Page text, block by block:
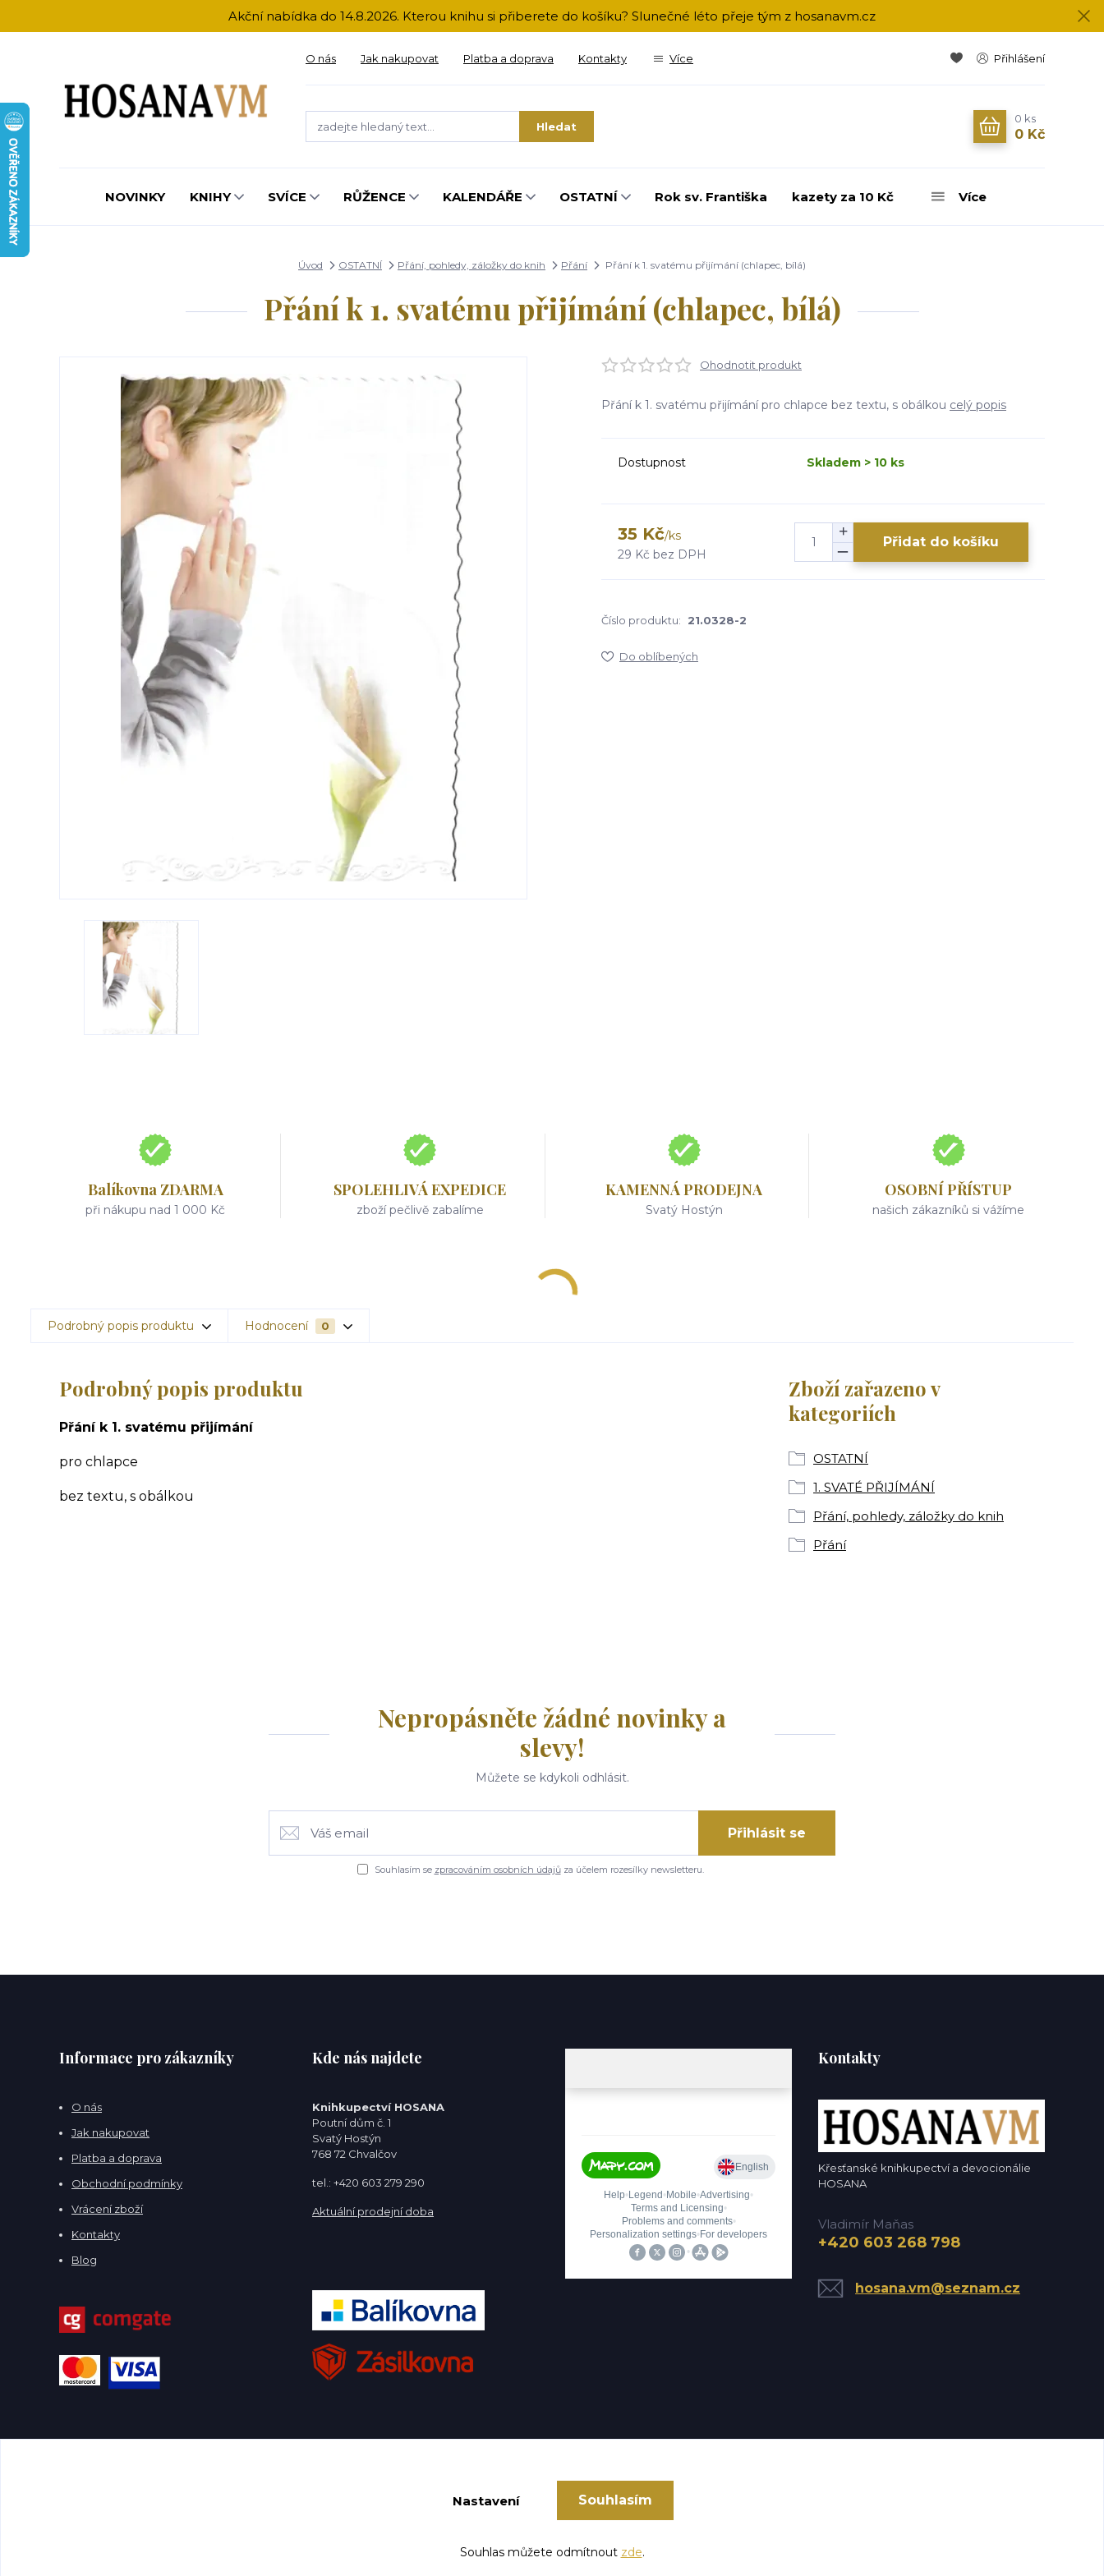
Akční nabídka do 14.8.2026. Kterou knihu si přiberete do košíku? Slunečné léto přeje tým z hosanavm.cz
O nás Jak nakupovat Platba a doprava Kontakty Více Přihlášení
Hledat
0 ks
0 Kč
NOVINKY KNIHY SVÍCE RŮŽENCE KALENDÁŘE OSTATNÍ Rok sv. Františka kazety za 10 Kč Více
Úvod OSTATNÍ Přání, pohledy, záložky do knih Přání Přání k 1. svatému přijímání (chlapec, bílá)
Přání k 1. svatému přijímání (chlapec, bílá)
Ohodnotit produkt
Přání k 1. svatému přijímání pro chlapce bez textu, s obálkou celý popis
Dostupnost Skladem > 10 ks
35 Kč/ks
29 Kč bez DPH
Přidat do košíku
Číslo produktu: 21.0328-2
Do oblíbených
Balíkovna ZDARMA
při nákupu nad 1 000 Kč
SPOLEHLIVÁ EXPEDICE
zboží pečlivě zabalíme
KAMENNÁ PRODEJNA
Svatý Hostýn
OSOBNÍ PŘÍSTUP
našich zákazníků si vážíme
Podrobný popis produktu Hodnocení 0
Podrobný popis produktu
Přání k 1. svatému přijímání
pro chlapce
bez textu, s obálkou
Zboží zařazeno v
kategoriích
OSTATNÍ
1. SVATÉ PŘIJÍMÁNÍ
Přání, pohledy, záložky do knih
Přání
Nepropásněte žádné novinky a
slevy!
Můžete se kdykoli odhlásit.
Přihlásit se
Souhlasím se zpracováním osobních údajůza účelem rozesílky newsletteru.
Informace pro zákazníky
O nás
Jak nakupovat
Platba a doprava
Obchodní podmínky
Vrácení zboží
Kontakty
Blog
Kde nás najdete
Knihkupectví HOSANA
Poutní dům č. 1
Svatý Hostýn
768 72 Chvalčov
tel.: +420 603 279 290
Aktuální prodejní doba
Kontakty
Křesťanské knihkupectví a devocionálie
HOSANA
Vladimír Maňas
+420 603 268 798
hosana.vm@seznam.cz
Nastavení Souhlasím
Souhlas můžete odmítnout zde.